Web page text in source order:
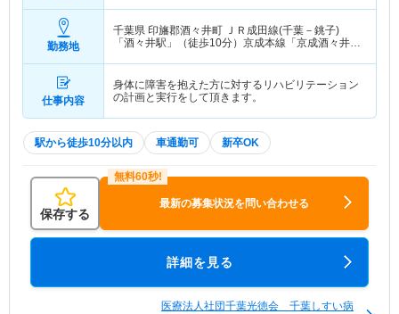
勤務地
千葉県 印旛郡酒々井町 ＪＲ成田線(千葉－銚子)
「酒々井駅」（徒歩10分）京成本線「京成酒々井
仕事内容
身体に障害を抱えた方に対するリハビリテーション
の計画と実行をして頂きます。
駅から徒歩10分以内 車通勤可 新卒OK
保存する
最新の募集状況を問い合わせる
詳細を見る
医療法人社団千葉光徳会 千葉しすい病